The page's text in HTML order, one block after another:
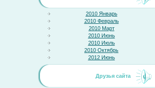
2010 Январь
2010 Февраль
2010 Март
2010 Июнь
2010 Июль
2010 Октябрь
2012 Июнь
Друзья сайта